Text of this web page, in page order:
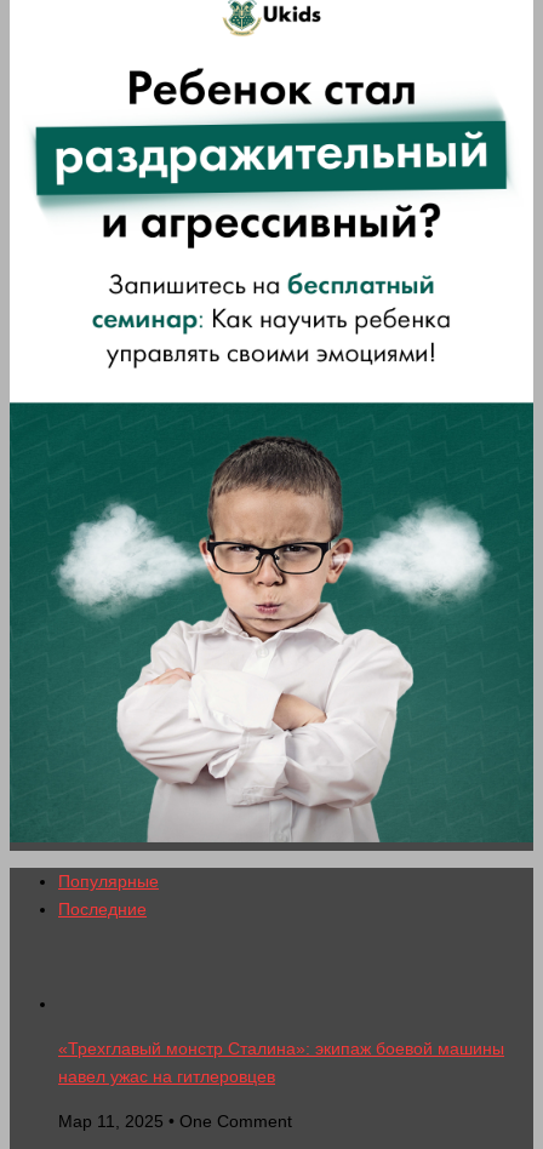
Популярные
Последние
«Трехглавый монстр Сталина»: экипаж боевой машины
навел ужас на гитлеровцев
Мар 11, 2025 • One Comment